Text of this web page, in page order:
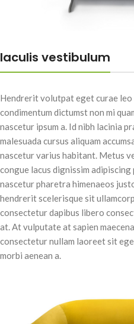
Iaculis vestibulum
Hendrerit volutpat eget curae
condimentum dictumst non mi
nascetur ipsum a. Id nibh lacinia
malesuada cursus aliquam
nascetur varius habitant. Metus
congue lacus dignissim
nascetur pharetra himenaeos
hendrerit scelerisque sit
consectetur dapibus libero
at. At vulputate at sapien
consectetur nullam laoreet sit
morbi aenean a.